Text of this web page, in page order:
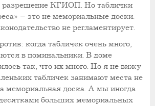
разрешение КГИОП. Но таблички
– это не мемориальные доски.
не регламентирует.
когда табличек очень много,
в поминальники. В доме
так, что их много. Но я не вижу
табличек занимают места не
мемориальная доска. А мы иногда
больших мемориальных